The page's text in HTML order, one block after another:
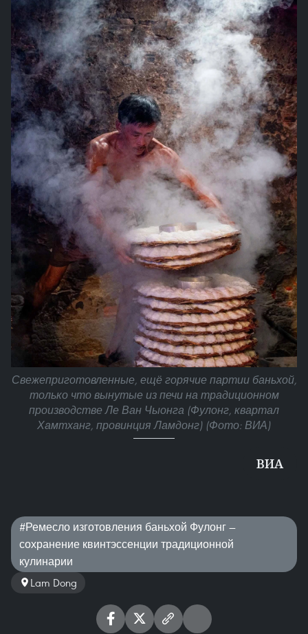
Свежеприготовленные, ещё горячие партии баньхой,
только что вынутые из печи на традиционном
производстве Ле Ван Чыонга (Фулонг, квартал
Хамтханг, провинция Ламдонг) (Фото: ВИА)
ВИA
#Ремесло изготовления баньхой Фулонг —
сохранение квинтэссенции традиционной
кулинарии
Lam Dong